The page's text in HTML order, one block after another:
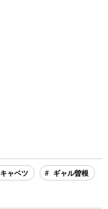
キャベツ
ギャル曽根